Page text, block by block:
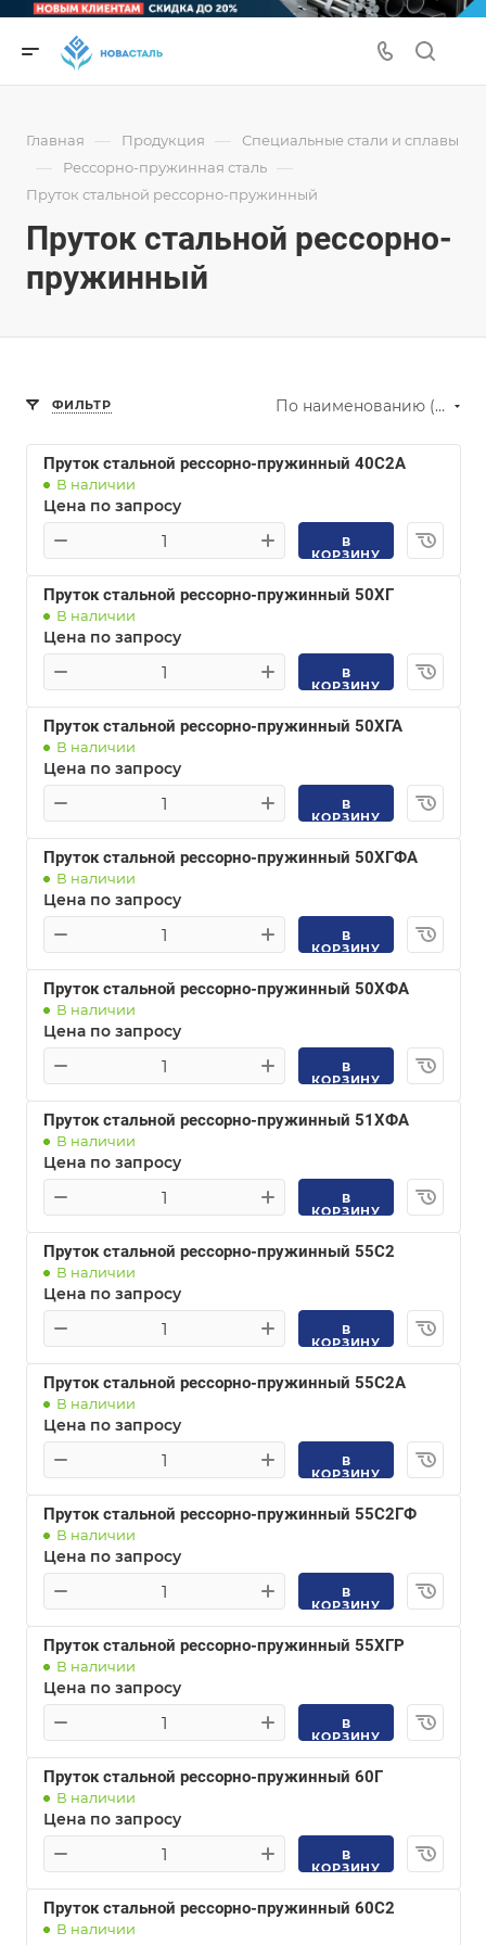
Главная — Продукция — Специальные стали и сплавы
— Рессорно-пружинная сталь —
Пруток стальной рессорно-пружинный
Пруток стальной рессорно-
пружинный
ФИЛЬТР По наименованию (А-Я)
Пруток стальной рессорно-пружинный 40С2А
В наличии
Цена по запросу
В
КОРЗИНУ
Пруток стальной рессорно-пружинный 50ХГ
В наличии
Цена по запросу
В
КОРЗИНУ
Пруток стальной рессорно-пружинный 50ХГА
В наличии
Цена по запросу
В
КОРЗИНУ
Пруток стальной рессорно-пружинный 50ХГФА
В наличии
Цена по запросу
В
КОРЗИНУ
Пруток стальной рессорно-пружинный 50ХФА
В наличии
Цена по запросу
В
КОРЗИНУ
Пруток стальной рессорно-пружинный 51ХФА
В наличии
Цена по запросу
В
КОРЗИНУ
Пруток стальной рессорно-пружинный 55С2
В наличии
Цена по запросу
В
КОРЗИНУ
Пруток стальной рессорно-пружинный 55С2А
В наличии
Цена по запросу
В
КОРЗИНУ
Пруток стальной рессорно-пружинный 55С2ГФ
В наличии
Цена по запросу
В
КОРЗИНУ
Пруток стальной рессорно-пружинный 55ХГР
В наличии
Цена по запросу
В
КОРЗИНУ
Пруток стальной рессорно-пружинный 60Г
В наличии
Цена по запросу
В
КОРЗИНУ
Пруток стальной рессорно-пружинный 60С2
В наличии